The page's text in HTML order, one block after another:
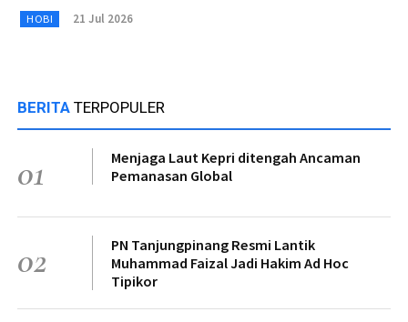
HOBI 21 Jul 2026
BERITA TERPOPULER
01
Menjaga Laut Kepri ditengah Ancaman
Pemanasan Global
02
PN Tanjungpinang Resmi Lantik
Muhammad Faizal Jadi Hakim Ad Hoc
Tipikor